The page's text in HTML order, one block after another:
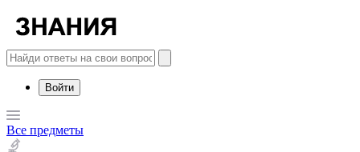
Войти
Все предметы